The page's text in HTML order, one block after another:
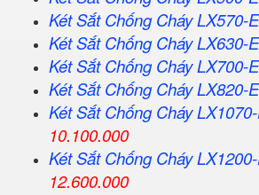
Két Sắt Chống Cháy LX570-
Két Sắt Chống Cháy LX630-
Két Sắt Chống Cháy LX700-
Két Sắt Chống Cháy LX820-
Két Sắt Chống Cháy
10.100.000
Két Sắt Chống Cháy
12.600.000